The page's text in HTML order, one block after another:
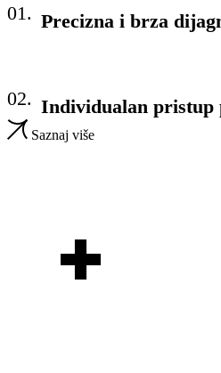
01. Precizna i brza
02. Individualan pristup
Saznaj više